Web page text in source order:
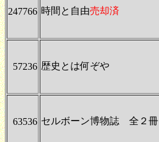
247766 時間と自由売却済
57236 歴史とは何ぞや
63536 セルボーン博物誌 全２冊